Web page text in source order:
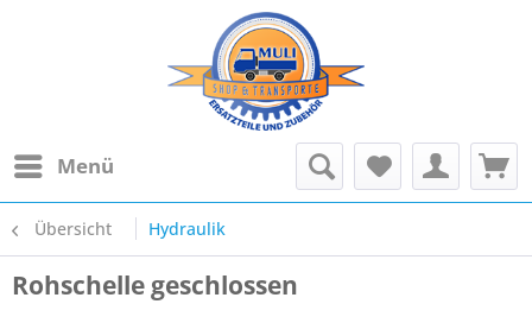
Menü
Übersicht Hydraulik
Rohschelle geschlossen